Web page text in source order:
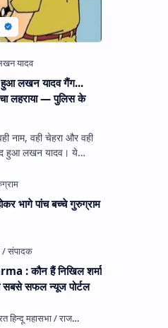
लखन यादव गैंग...
लहराया — पुलिस के
नाम, वही चेहरा और वही
हुआ लखन यादव। ये
भागे पांच बच्चे गुरुग्राम
: कौन हैं निखिल शर्मा
सबसे सफल न्यूज पोर्टल